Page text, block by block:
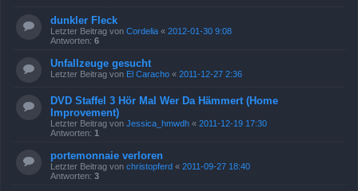
dunkler Fleck
Letzter Beitrag von Cordelia « 2012-01-30 9:08
Antworten: 6
Unfallzeuge gesucht
Letzter Beitrag von El Caracho « 2011-12-27 2:36
DVD Staffel 3 Hör Mal Wer Da Hämmert (Home
Improvement)
Letzter Beitrag von Jessica_hmwdh « 2011-12-19 17:30
Antworten: 1
portemonnaie verloren
Letzter Beitrag von christopferd « 2011-09-27 18:40
Antworten: 3